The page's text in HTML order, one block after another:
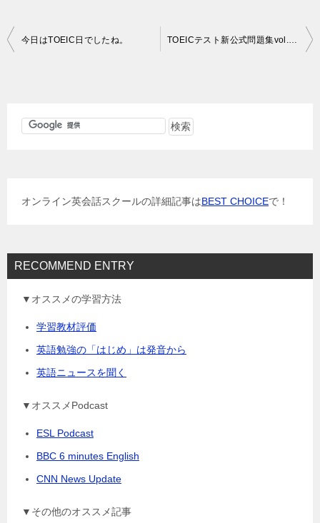
投
今日はTOEIC日でしたね。
オンライン英会話スクールの詳細記事はBEST CHOICEで！
RECOMMEND ENTRY
▼オススメの学習方法
学習教材評価
英語勉強の「はじめ」は発音から
英語ニュースを聞く
▼オススメPodcast
ESL Podcast
BBC 6 minutes English
CNN News Update
▼その他のオススメ記事